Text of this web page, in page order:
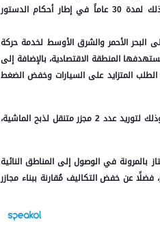
بنظام المناطق الحرة الخاصة "تحت التأسيس"، والمُزمع تأسيسها من تحالف من عدة شركات عالمية، وذلك لمدة 30 عاماً في إطار أحكام الدستور
البحر الأحمر والشرق الأوسط لخدمة حركة
المنطقة الاقتصادية، بالإضافة إلى
الطلب المتزايد على السيارات وخفض الضغط
5. وافق مجلس الوزراء على تعاقد وزارة التنمية المحلية مع إحدى الشركات الخاصة بتجهيز وتوريد المجازر، وذلك لتوريد عدد 2 مجزر متنقل لذبح الماشية،
بالمرونة في الوصول إلى المناطق النائية
فضلًا عن خفض التكاليف مُقارنة ببناء مجازر